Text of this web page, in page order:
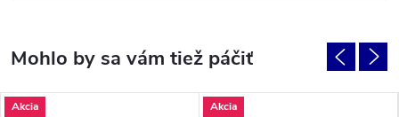
Akcia Akcia